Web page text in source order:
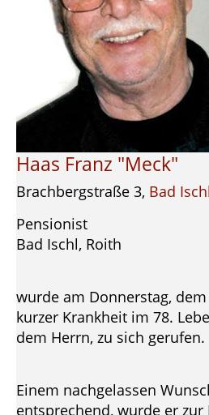
Haas Franz "Meck"
Brachbergstraße 3, Bad Ischl
Pensionist
Bad Ischl, Roith
wurde am Donnerstag,
kurzer Krankheit im 78.
dem Herrn, zu sich gerufen.
Einem nachgelassen
entsprechend, wurde er zur